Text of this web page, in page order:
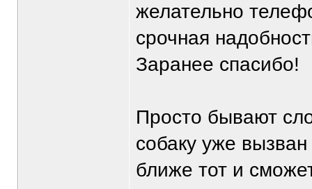
желательно
срочная
Заранее спасибо!
Просто бывают
собаку уже
ближе тот и